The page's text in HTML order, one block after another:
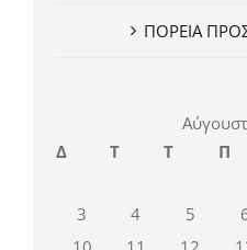
ΠΟΡΕΙΑ
Δ
Τ Τ Π
3
4 5